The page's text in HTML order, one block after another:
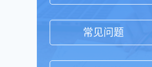
常见问题